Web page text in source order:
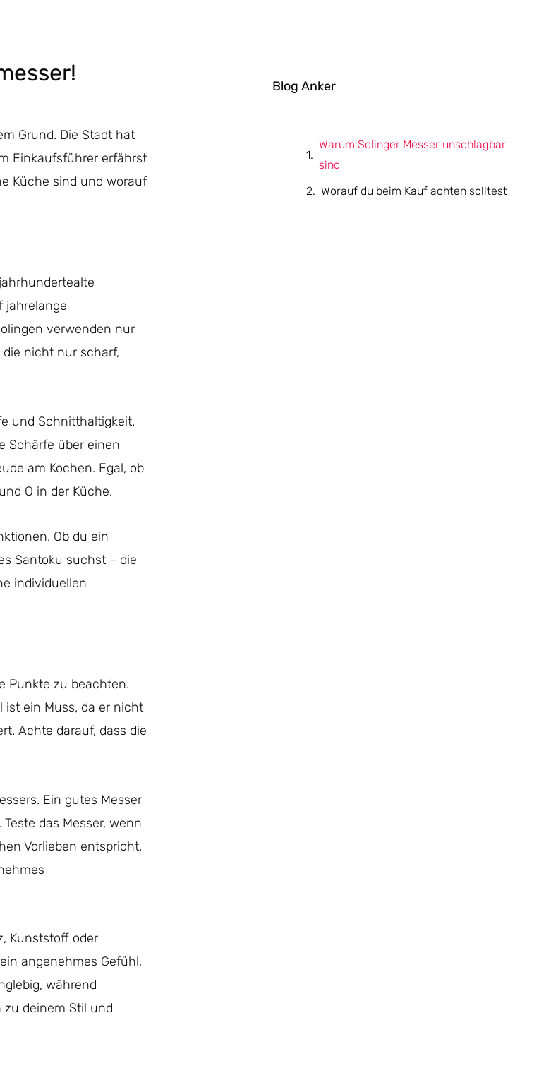
Grund. Die Stadt hat
Einkaufsführer erfährst
Küche sind und worauf
jahrelange
verwenden nur
die nicht nur scharf,
und Schnitthaltigkeit.
Schärfe über einen
am Kochen. Egal, ob
O in der Küche.
Ob du ein
Santoku suchst – die
individuellen
Punkte zu beachten.
ist ein Muss, da er nicht
Achte darauf, dass die
Ein gutes Messer
das Messer, wenn
Vorlieben entspricht.
Kunststoff oder
angenehmes Gefühl,
während
zu deinem Stil und
Blog Anker
Warum Solinger Messer unschlagbar
sind
Worauf du beim Kauf achten solltest